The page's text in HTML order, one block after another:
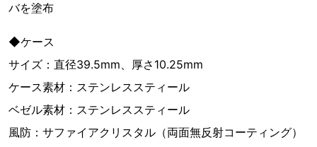
バを塗布
◆ケース
サイズ：直径39.5mm、厚さ10.25mm
ケース素材：ステンレススティール
ベゼル素材：ステンレススティール
風防：サファイアクリスタル（両面無反射コーティング）